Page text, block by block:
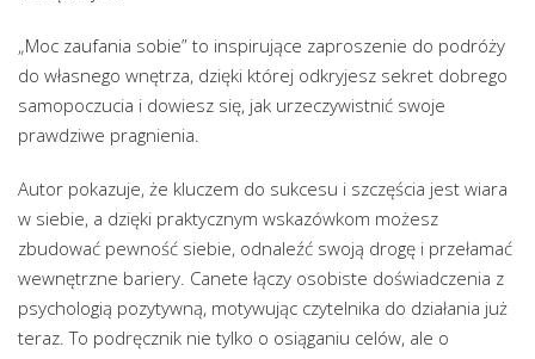
„Moc zaufania sobie” to inspirujące zaproszenie do podróży
do własnego wnętrza, dzięki której odkryjesz sekret dobrego
samopoczucia i dowiesz się, jak urzeczywistnić swoje
prawdziwe pragnienia.
Autor pokazuje, że kluczem do sukcesu i szczęścia jest wiara
w siebie, a dzięki praktycznym wskazówkom możesz
zbudować pewność siebie, odnaleźć swoją drogę i przełamać
wewnętrzne bariery. Canete łączy osobiste doświadczenia z
psychologią pozytywną, motywując czytelnika do działania już
teraz. To podręcznik nie tylko o osiąganiu celów, ale o